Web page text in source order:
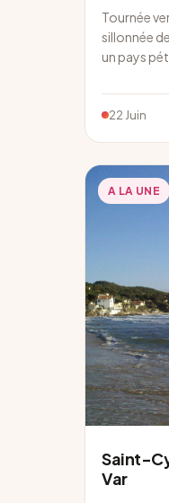
Tournée
sillonnée
un pays
22 Juin
A LA UNE
Saint-
Var